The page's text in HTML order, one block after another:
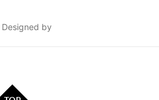
Designed by